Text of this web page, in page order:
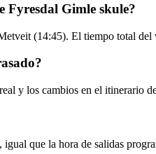
Fyresdal Gimle skule?
(14:45). El tiempo total del
y los cambios en el itinerario
, igual que la hora de salidas